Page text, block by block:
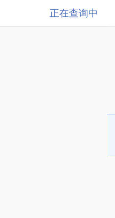
正在查询中